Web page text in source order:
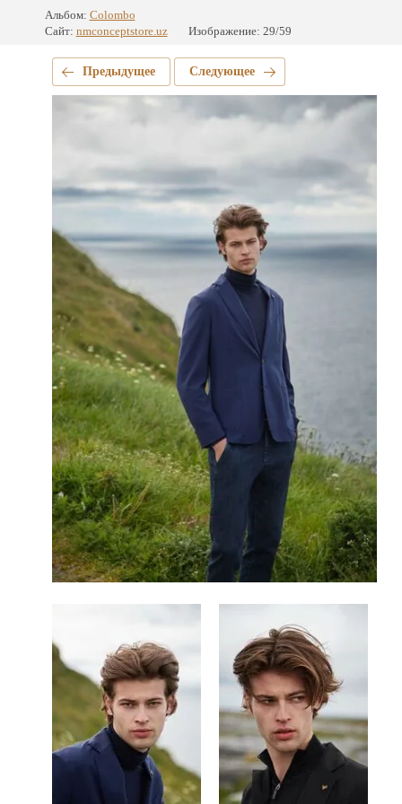
Альбом: Colombo
Сайт: nmconceptstore.uz Изображение: 29/59
Предыдущее Следующее